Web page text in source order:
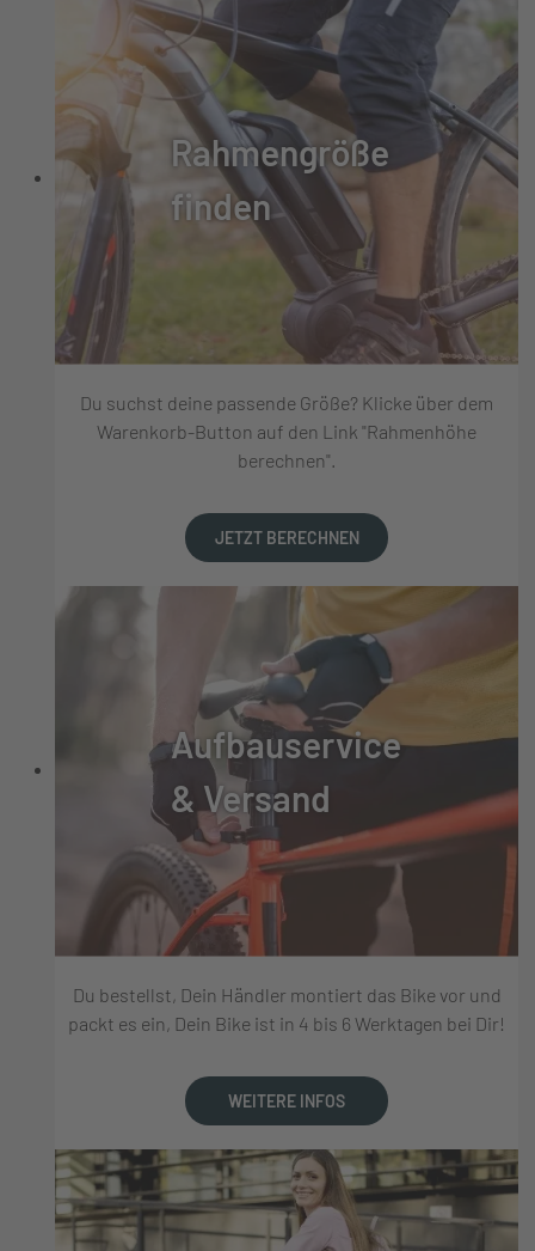
Rahmengröße
finden
Du suchst deine passende Größe? Klicke über dem
Warenkorb-Button auf den Link "Rahmenhöhe
berechnen".
JETZT BERECHNEN
Aufbauservice
& Versand
Du bestellst, Dein Händler montiert das Bike vor und
packt es ein, Dein Bike ist in 4 bis 6 Werktagen bei Dir!
WEITERE INFOS